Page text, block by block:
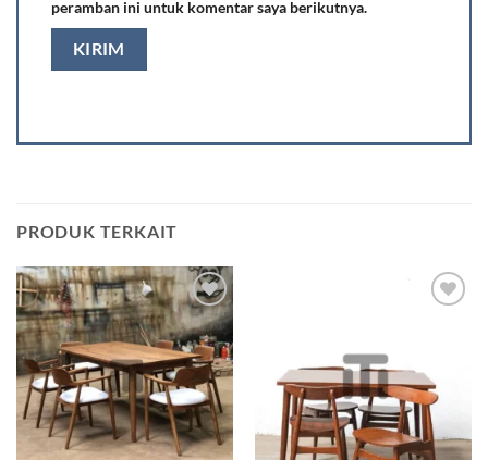
peramban ini untuk komentar saya berikutnya.
PRODUK TERKAIT
Add to
wishlist
wishlist